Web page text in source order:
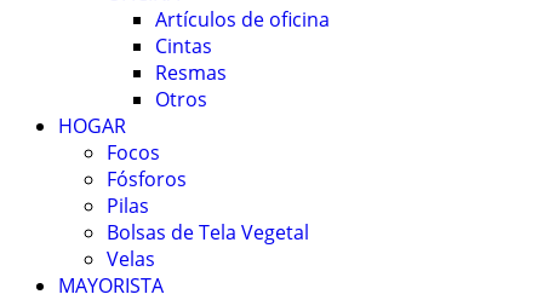
Artículos de oficina
Cintas
Resmas
Otros
HOGAR
Focos
Fósforos
Pilas
Bolsas de Tela Vegetal
Velas
MAYORISTA